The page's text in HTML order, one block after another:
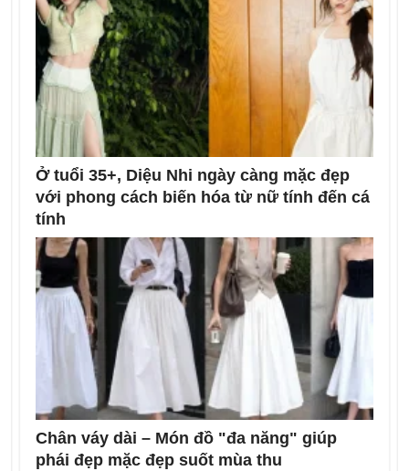
Ở tuổi 35+, Diệu Nhi ngày càng mặc đẹp
với phong cách biến hóa từ nữ tính đến cá
tính
Chân váy dài – Món đồ "đa năng" giúp
phái đẹp mặc đẹp suốt mùa thu